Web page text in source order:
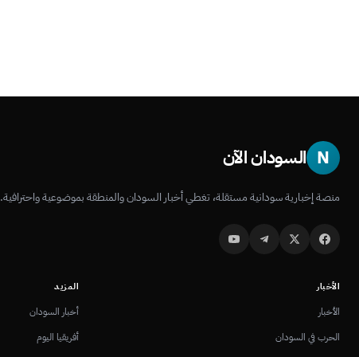
N السودان الآن
منصة إخبارية سودانية مستقلة، تغطي أخبار السودان والمنطقة بموضوعية واحترافية.
الأخبار
الأخبار
الحرب في السودان
المزيد
أخبار السودان
أفريقيا اليوم